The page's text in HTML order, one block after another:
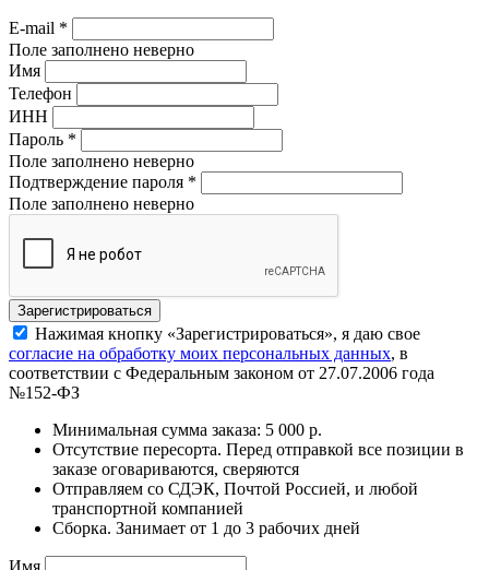
E-mail *
Поле заполнено неверно
Имя
Телефон
ИНН
Пароль *
Поле заполнено неверно
Подтверждение пароля *
Поле заполнено неверно
Нажимая кнопку «Зарегистрироваться», я даю свое
согласие на обработку моих персональных данных, в
соответствии с Федеральным законом от 27.07.2006 года
№152-ФЗ
Минимальная сумма заказа: 5 000 р.
Отсутствие пересорта. Перед отправкой все позиции в
заказе оговариваются, сверяются
Отправляем со СДЭК, Почтой Россией, и любой
транспортной компанией
Сборка. Занимает от 1 до 3 рабочих дней
Имя